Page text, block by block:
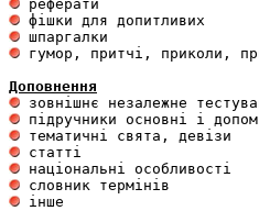
гумор, притчі, приколи,
Доповнення
інше